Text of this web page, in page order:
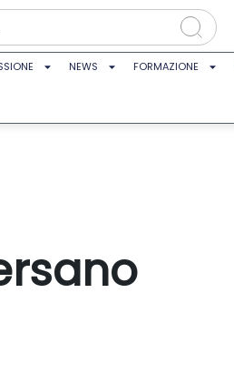
NEWS FORMAZIONE